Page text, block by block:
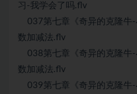
习-我学会了吗.flv
037第七章《奇异的克隆牛-
数加减法.flv
038第七章《奇异的克隆牛-
数加减法.flv
039第七章《奇异的克隆牛-